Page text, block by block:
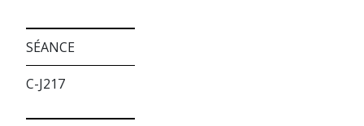
SÉANCE
C-J217